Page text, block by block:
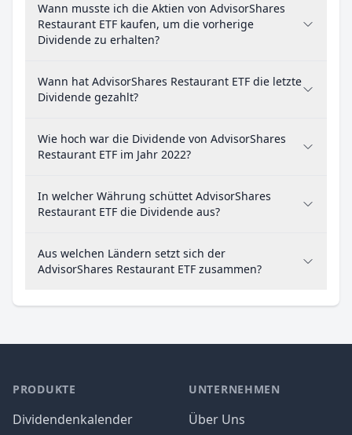
Wann musste ich die Aktien von AdvisorShares
Restaurant ETF kaufen, um die vorherige
Dividende zu erhalten?
Wann hat AdvisorShares Restaurant ETF die letzte
Dividende gezahlt?
Wie hoch war die Dividende von AdvisorShares
Restaurant ETF im Jahr 2022?
In welcher Währung schüttet AdvisorShares
Restaurant ETF die Dividende aus?
Aus welchen Ländern setzt sich der
AdvisorShares Restaurant ETF zusammen?
PRODUKTE
Dividendenkalender
UNTERNEHMEN
Über Uns